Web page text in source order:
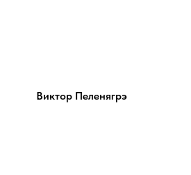
Виктор Пеленягрэ